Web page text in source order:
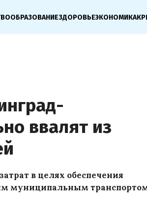
ОБРАЗОВАНИЕЗДОРОВЬЕЭКОНОМИКА
ввалят из
в целях обеспечения
муниципальным